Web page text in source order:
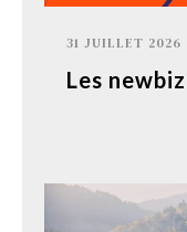
31 JUILLET 2026
Les